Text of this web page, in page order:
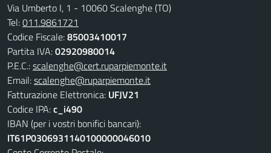
Via Umberto I, 1 - 10060 Scalenghe (TO)
Tel:011.9861721
Codice Fiscale:85003410017
Partita IVA:02920980014
P.E.C.:scalenghe@cert.ruparpiemonte.it
Email:scalenghe@ruparpiemonte.it
Fatturazione Elettronica: UFJV21
Codice IPA:c_i490
IBAN (per i vostri bonifici bancari):
IT61P0306931140100000046010